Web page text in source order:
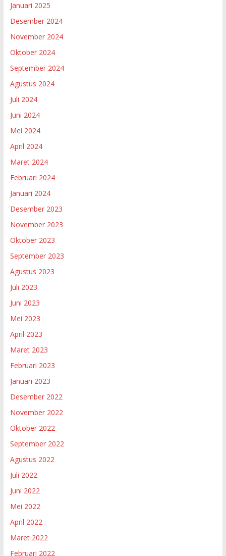
Januari 2025
Desember 2024
November 2024
Oktober 2024
September 2024
Agustus 2024
Juli 2024
Juni 2024
Mei 2024
April 2024
Maret 2024
Februari 2024
Januari 2024
Desember 2023
November 2023
Oktober 2023
September 2023
Agustus 2023
Juli 2023
Juni 2023
Mei 2023
April 2023
Maret 2023
Februari 2023
Januari 2023
Desember 2022
November 2022
Oktober 2022
September 2022
Agustus 2022
Juli 2022
Juni 2022
Mei 2022
April 2022
Maret 2022
Februari 2022